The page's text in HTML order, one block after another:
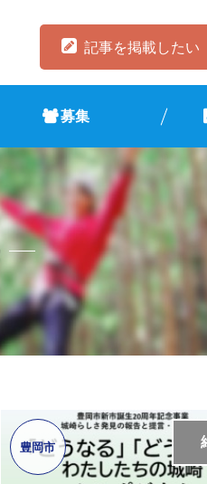
記事を掲載したい
募集
豊岡市